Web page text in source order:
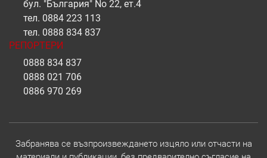
бул. "България" No 22, ет.4
тел. 0884 223 113
тел. 0888 834 837
РЕПОРТЕРИ
0888 834 837
0888 021 706
0886 970 269
Забранява се възпроизвеждането изцяло или отчасти на